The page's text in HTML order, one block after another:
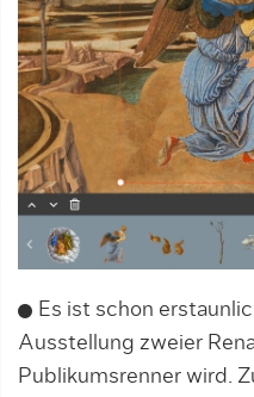
Es ist schon
Ausstellung zweier
Publikumsrenner wird.